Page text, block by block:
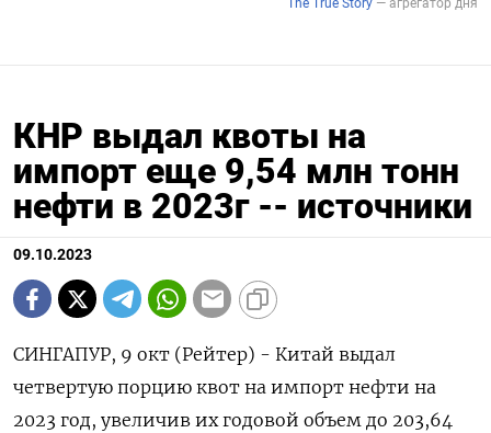
КНР выдал квоты на
импорт еще 9,54 млн тонн
нефти в 2023г -- источники
09.10.2023
СИНГАПУР, 9 окт (Рейтер) - Китай выдал
четвертую порцию квот на импорт нефти на
2023 год, увеличив их годовой объем до 203,64